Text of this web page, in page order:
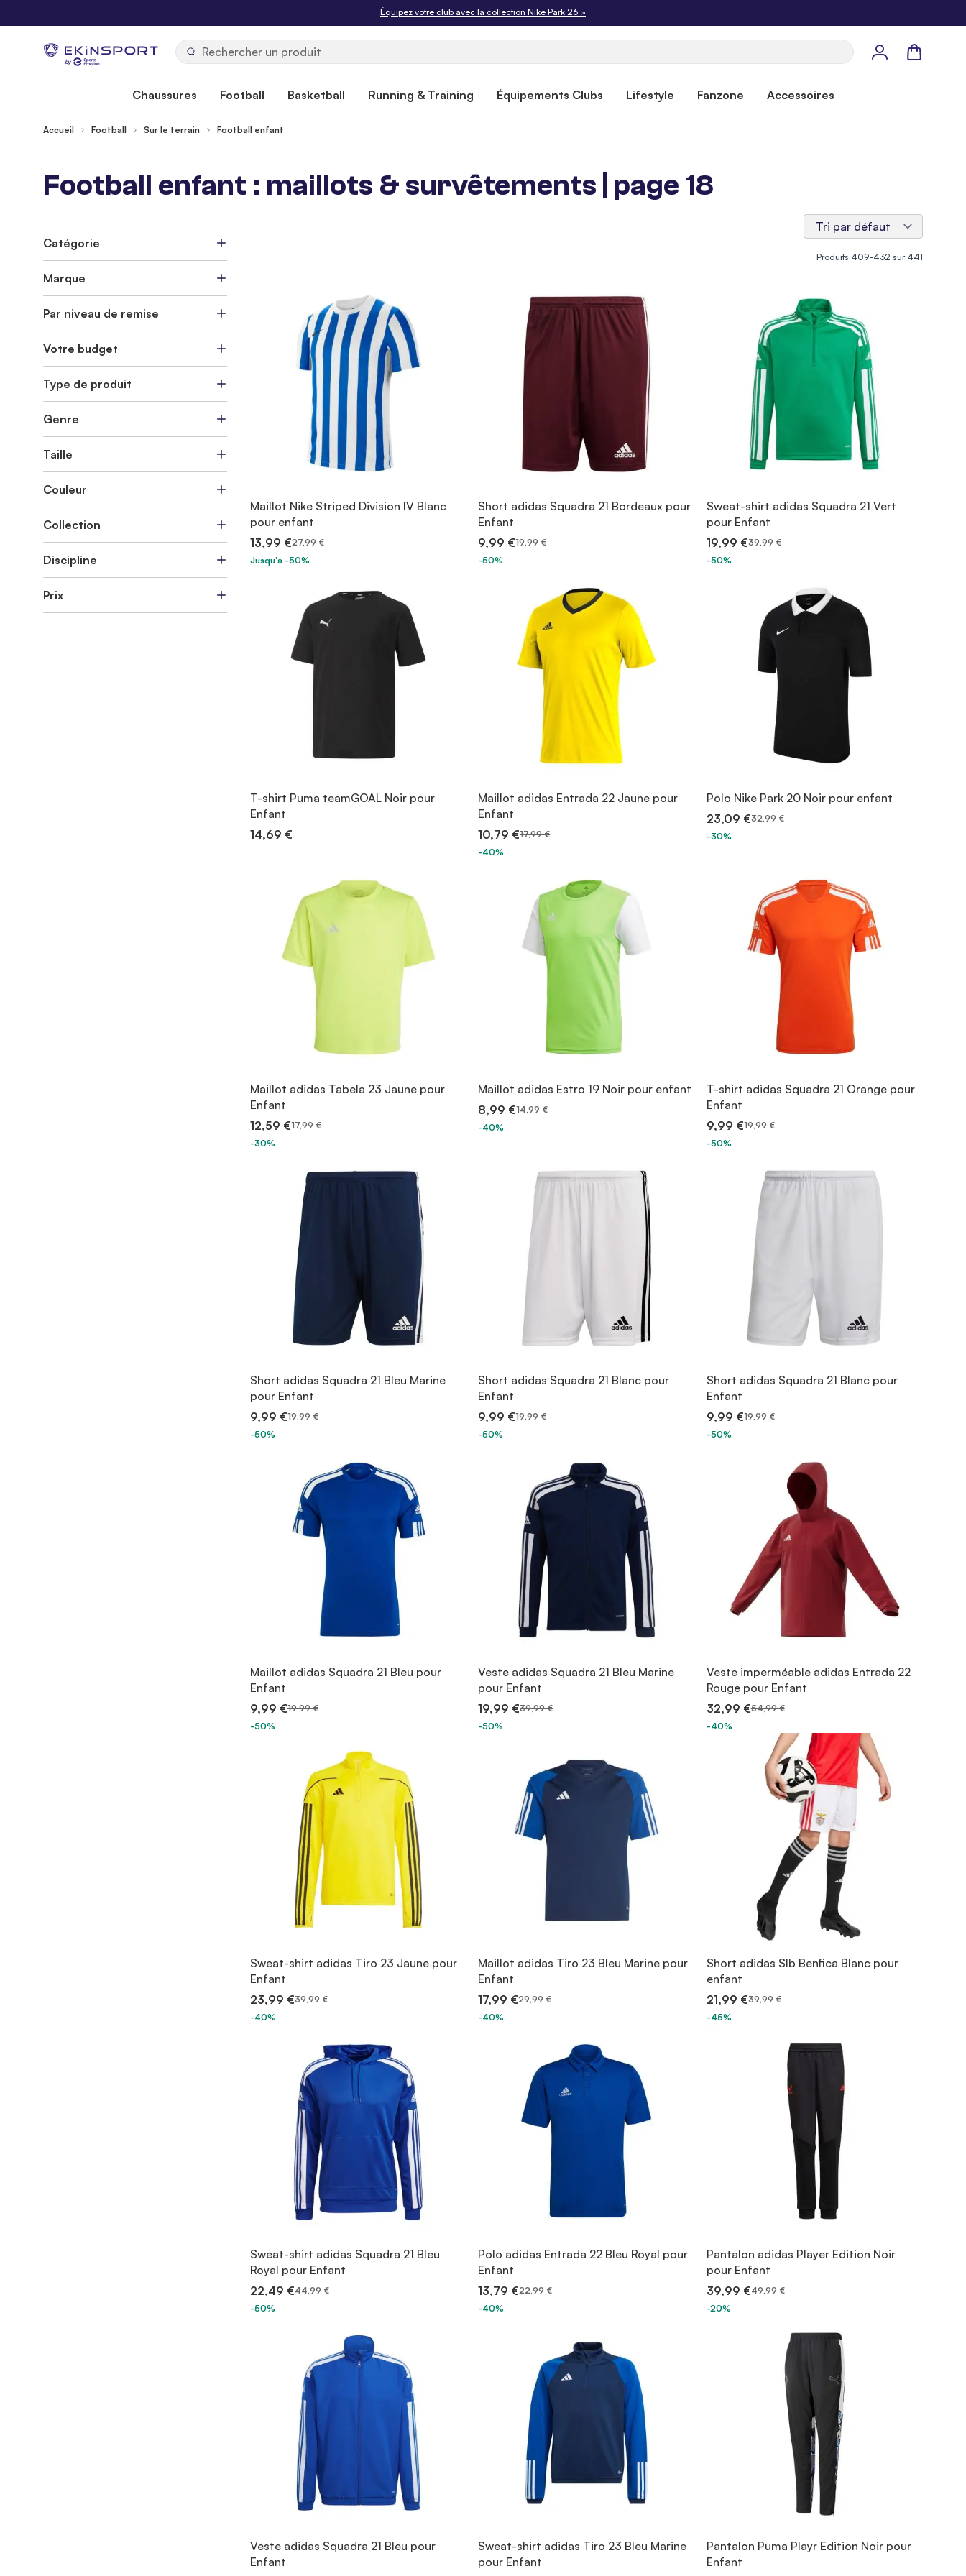
Livraison offerte dès 50€. Retours gratuits sous 30 jours.
by
Panier
Chaussures Football Basketball Running & Training Équipements Clubs Lifestyle Fanzone Accessoires
Accueil Football Sur le terrain Football enfant
Football enfant : maillots & survêtements | page 18
Produits 409-432 sur 441
Maillot Nike Striped Division IV Blanc
pour enfant
13,99 €27,99 €
Jusqu'à -50%
Short adidas Squadra 21 Bordeaux pour
Enfant
9,99 €19,99 €
-50%
Sweat-shirt adidas Squadra 21 Vert
pour Enfant
19,99 €39,99 €
-50%
T-shirt Puma teamGOAL Noir pour
Enfant
14,69 €
Maillot adidas Entrada 22 Jaune pour
Enfant
10,79 €17,99 €
-40%
Polo Nike Park 20 Noir pour enfant
23,09 €32,99 €
-30%
Maillot adidas Tabela 23 Jaune pour
Enfant
12,59 €17,99 €
-30%
Maillot adidas Estro 19 Noir pour enfant
8,99 €14,99 €
-40%
T-shirt adidas Squadra 21 Orange pour
Enfant
9,99 €19,99 €
-50%
Short adidas Squadra 21 Bleu Marine
pour Enfant
9,99 €19,99 €
-50%
Short adidas Squadra 21 Blanc pour
Enfant
9,99 €19,99 €
-50%
Short adidas Squadra 21 Blanc pour
Enfant
9,99 €19,99 €
-50%
Maillot adidas Squadra 21 Bleu pour
Enfant
9,99 €19,99 €
-50%
Veste adidas Squadra 21 Bleu Marine
pour Enfant
19,99 €39,99 €
-50%
Veste imperméable adidas Entrada 22
Rouge pour Enfant
32,99 €54,99 €
-40%
Sweat-shirt adidas Tiro 23 Jaune pour
Enfant
23,99 €39,99 €
-40%
Maillot adidas Tiro 23 Bleu Marine pour
Enfant
17,99 €29,99 €
-40%
Short adidas Slb Benfica Blanc pour
enfant
21,99 €39,99 €
-45%
Sweat-shirt adidas Squadra 21 Bleu
Royal pour Enfant
22,49 €44,99 €
-50%
Polo adidas Entrada 22 Bleu Royal pour
Enfant
13,79 €22,99 €
-40%
Pantalon adidas Player Edition Noir
pour Enfant
39,99 €49,99 €
-20%
Veste adidas Squadra 21 Bleu pour
Enfant
Sweat-shirt adidas Tiro 23 Bleu Marine
pour Enfant
Pantalon Puma Playr Edition Noir pour
Enfant
Catégorie
Marque
Par niveau de remise
Votre budget
Type de produit
Genre
Taille
Couleur
Collection
Discipline
Prix